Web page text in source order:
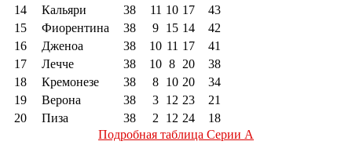
14
Кальяри 38 11 10 17
43
15
Фиорентина 38 9 15 14
42
16
Дженоа 38 10 11 17
41
17
Лечче 38 10 8 20
38
18
Кремонезе 38 8 10 20
34
19
Верона 38 3 12 23
21
20
Пиза 38 2 12 24
18
Подробная таблица Серии А